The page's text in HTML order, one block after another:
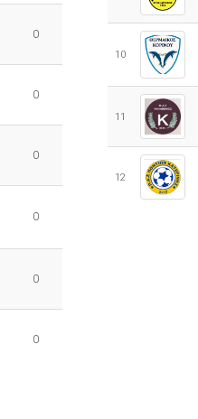
10
11
12
0
0
0
0
0
0